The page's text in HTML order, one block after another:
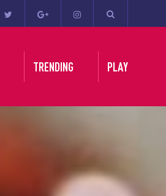
TRENDING PLAY